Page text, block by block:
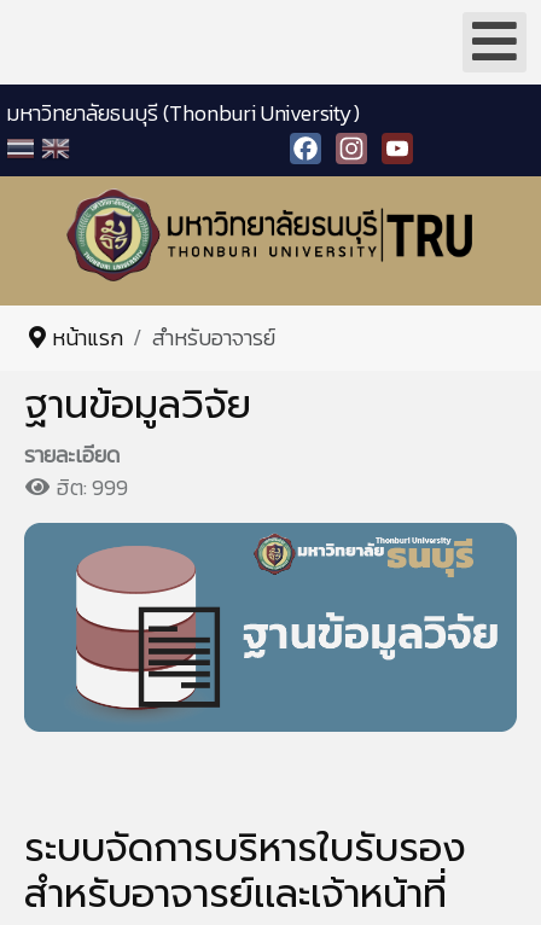
มหาวิทยาลัยธนบุรี (Thonburi University)
FacebookInstagramYouTube
หน้าแรก สำหรับอาจารย์
ฐานข้อมูลวิจัย
รายละเอียด
ฮิต: 999
ระบบจัดการบริหารใบรับรอง
สำหรับอาจารย์เเละเจ้าหน้าที่